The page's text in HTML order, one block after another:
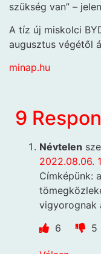
szükség van” –
A tíz új miskolci
augusztus végétől
minap.hu
9
Névtelen
2022.08.06.
Címképünk:
vigyorognak
6
5